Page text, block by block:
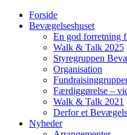
Forside
Bevægelseshuset
En god forretning
Walk & Talk 2025
Styregruppen
Organisation
Færdiggørelse –
Walk & Talk 2021
Derfor et
Nyheder